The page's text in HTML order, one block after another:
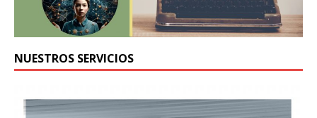
NUESTROS SERVICIOS